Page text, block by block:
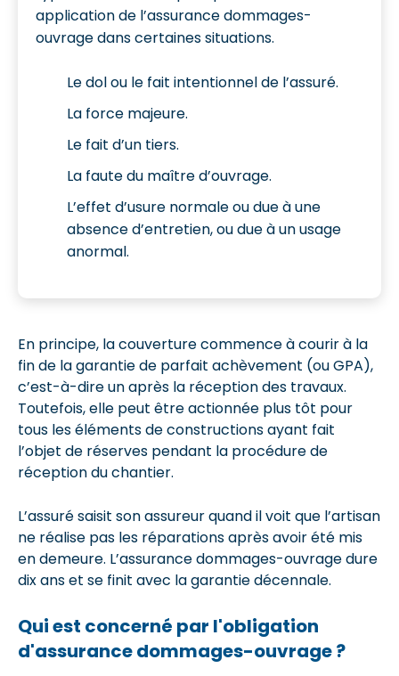
application de l’assurance dommages-
ouvrage dans certaines situations.
Le dol ou le fait intentionnel de l’assuré.
La force majeure.
Le fait d’un tiers.
La faute du maître d’ouvrage.
L’effet d’usure normale ou due à une
absence d’entretien, ou due à un usage
anormal.
En principe, la couverture commence à courir à la
fin de la garantie de parfait achèvement (ou GPA),
c’est-à-dire un après la réception des travaux.
Toutefois, elle peut être actionnée plus tôt pour
tous les éléments de constructions ayant fait
l’objet de réserves pendant la procédure de
réception du chantier.
L’assuré saisit son assureur quand il voit que l’artisan
ne réalise pas les réparations après avoir été mis
en demeure. L’assurance dommages-ouvrage dure
dix ans et se finit avec la garantie décennale.
Qui est concerné par l'obligation
d'assurance dommages-ouvrage ?